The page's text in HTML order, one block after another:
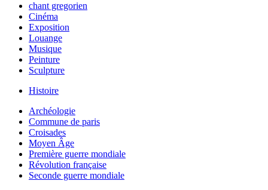
chant gregorien
Cinéma
Exposition
Louange
Musique
Peinture
Sculpture
Histoire
Archéologie
Commune de paris
Croisades
Moyen Âge
Première guerre mondiale
Révolution française
Seconde guerre mondiale